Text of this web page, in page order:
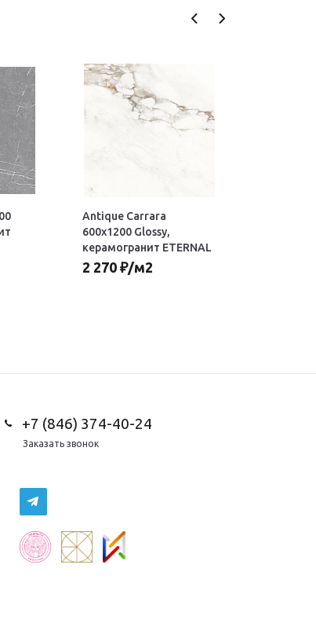
Antique Carrara
600х1200 Glossy,
керамогранит ETERNAL
2 270 ₽/м2
+7 (846) 374-40-24
Заказать звонок